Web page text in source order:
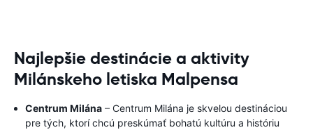
Najlepšie destinácie a aktivity
Milánskeho letiska Malpensa
Centrum Milána – Centrum Milána je skvelou destináciou
pre tých, ktorí chcú preskúmať bohatú kultúru a históriu